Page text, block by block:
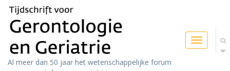
Toggle
navigation
Al meer dan 50 jaar het wetenschappelijke forum